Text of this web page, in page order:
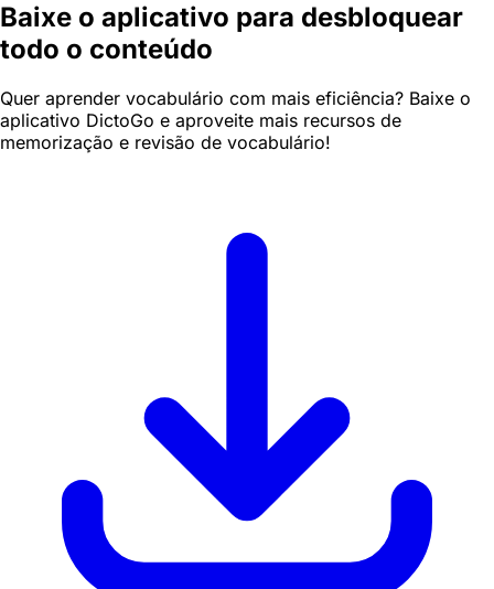
Baixe o aplicativo para desbloquear
todo o conteúdo
Quer aprender vocabulário com mais eficiência? Baixe o
aplicativo DictoGo e aproveite mais recursos de
memorização e revisão de vocabulário!